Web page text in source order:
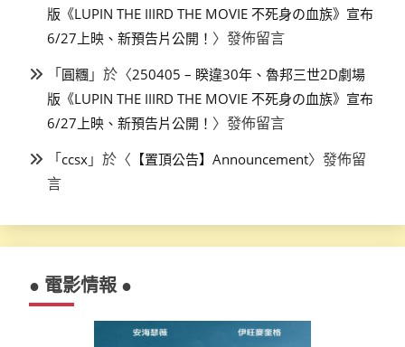
版《LUPIN THE IIIRD THE MOVIE 不死身の血族》宣布
6/27上映、新預告片公開！ 〉發佈留言
「圓糰 」於〈250405 – 睽違30年、魯邦三世2D劇場
版《LUPIN THE IIIRD THE MOVIE 不死身の血族》宣布
6/27上映、新預告片公開！ 〉發佈留言
「ccsx 」於〈 【置頂公告】Announcement〉發佈留
言
● 電影情報 ●